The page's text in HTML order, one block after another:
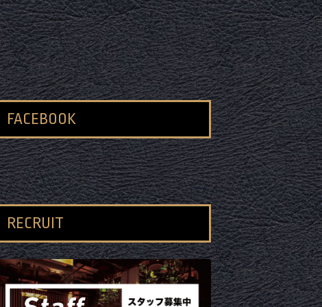
FACEBOOK
RECRUIT